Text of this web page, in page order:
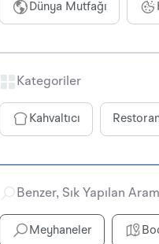
Dünya Mutfağı
Kategoriler
Kahvaltıcı
Benzer, Sık Yapılan
Meyhaneler